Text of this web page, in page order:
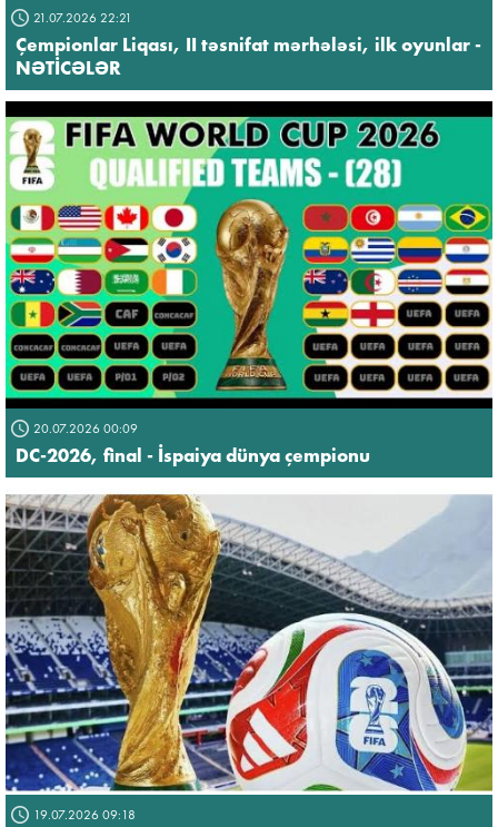
21.07.2026 22:21
Çempionlar Liqası, II təsnifat mərhələsi, ilk oyunlar -
NƏTİCƏLƏR
20.07.2026 00:09
DC-2026, final - İspaiya dünya çempionu
19.07.2026 09:18